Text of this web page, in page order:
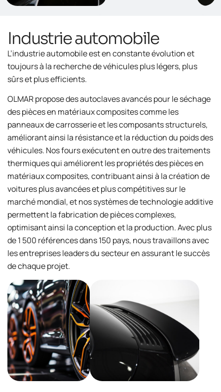
Industrie automobile
L’industrie automobile est en constante évolution et
toujours à la recherche de véhicules plus légers, plus
sûrs et plus efficients.
OLMAR propose des autoclaves avancés pour le séchage
des pièces en matériaux composites comme les
panneaux de carrosserie et les composants structurels,
améliorant ainsi la résistance et la réduction du poids des
véhicules. Nos fours exécutent en outre des traitements
thermiques qui améliorent les propriétés des pièces en
matériaux composites, contribuant ainsi à la création de
voitures plus avancées et plus compétitives sur le
marché mondial, et nos systèmes de technologie additive
permettent la fabrication de pièces complexes,
optimisant ainsi la conception et la production. Avec plus
de 1 500 références dans 150 pays, nous travaillons avec
les entreprises leaders du secteur en assurant le succès
de chaque projet.